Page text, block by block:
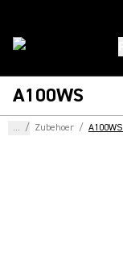
A100WS
... / Zubehoer / A100WS